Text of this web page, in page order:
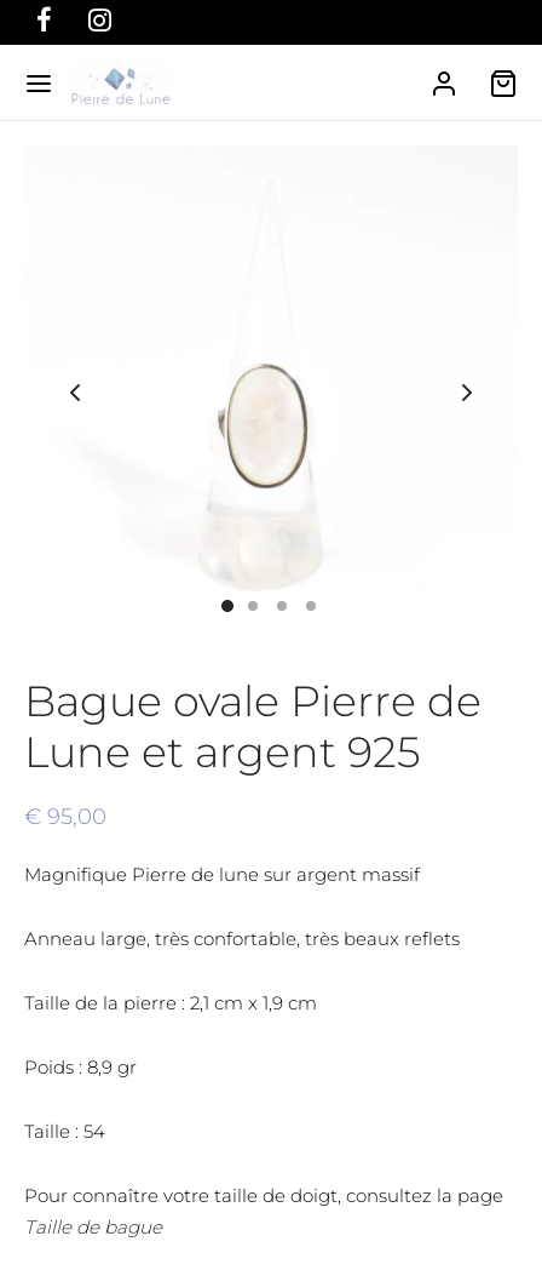
Bague ovale Pierre de
Lune et argent 925
€ 95,00
Magnifique Pierre de lune sur argent massif
Anneau large, très confortable, très beaux reflets
Taille de la pierre : 2,1 cm x 1,9 cm
Poids : 8,9 gr
Taille : 54
Pour connaître votre taille de doigt, consultez la page
Taille de bague